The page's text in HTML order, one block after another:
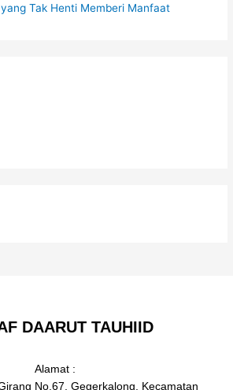
yang Tak Henti Memberi Manfaat
DAARUT TAUHIID
Alamat :
No.67, Gegerkalong, Kecamatan